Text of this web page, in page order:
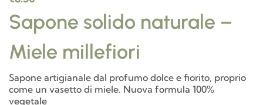
Sapone solido naturale –
Miele millefiori
Sapone artigianale dal profumo dolce e fiorito, proprio
come un vasetto di miele. Nuova formula 100%
vegetale